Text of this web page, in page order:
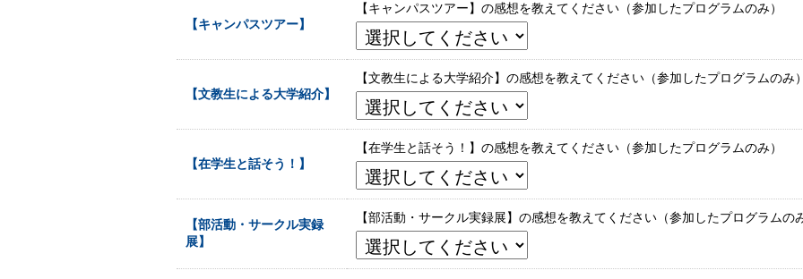
【キャンパスツアー】
【キャンパスツアー】の感想を教えてください（参加したプログラムのみ）
【文教生による大学紹介】
【文教生による大学紹介】の感想を教えてください（参加したプログラムのみ）
【在学生と話そう！】
【在学生と話そう！】の感想を教えてください（参加したプログラムのみ）
【部活動・サークル実録
展】
【部活動・サークル実録展】の感想を教えてください（参加したプログラムのみ